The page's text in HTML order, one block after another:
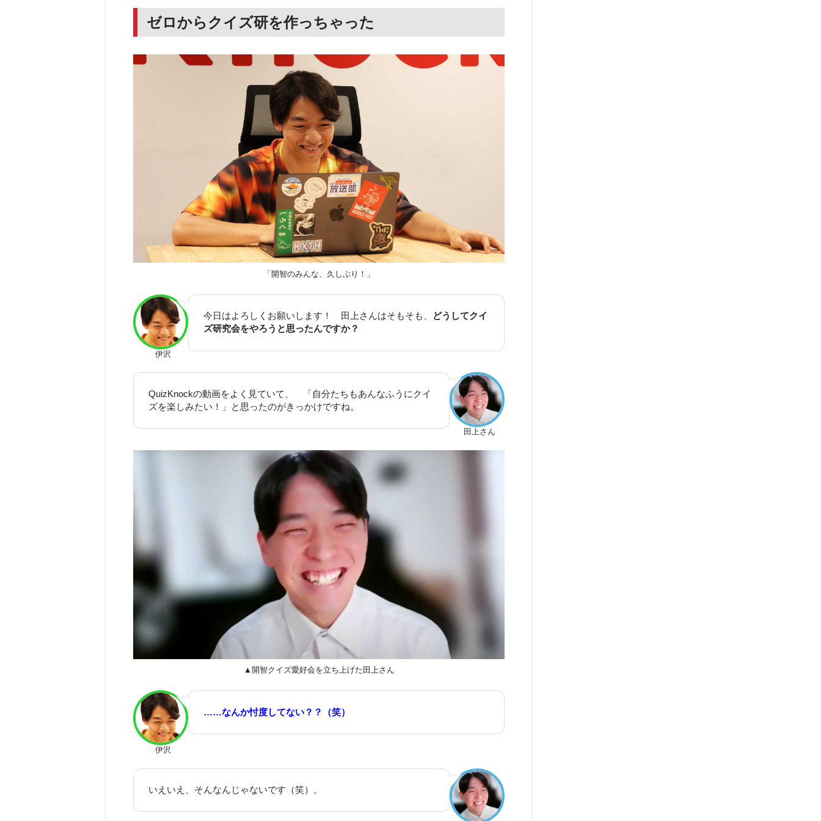
ゼロからクイズ研を作っちゃった
「開智のみんな、久しぶり！」
伊沢
今日はよろしくお願いします！ 田上さんはそもそも、 どうしてクイ
ズ研究会をやろうと思ったんですか？
田上さん
QuizKnockの動画をよく見ていて、 「自分たちもあんなふうにクイ
ズを楽しみたい！」と思ったのがきっかけですね。
▲開智クイズ愛好会を立ち上げた田上さん
伊沢
……なんか忖度してない？？（笑）
いえいえ、そんなんじゃないです（笑）。